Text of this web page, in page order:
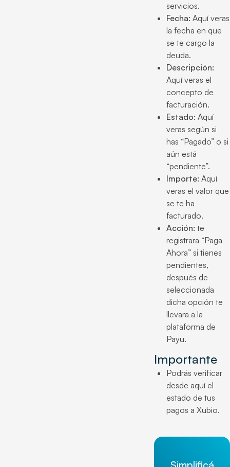
servicios.
Fecha: Aquí veras
la fecha en que
se te cargo la
deuda.
Descripción:
Aquí veras el
concepto de
facturación.
Estado: Aquí
veras según si
has “Pagado” o si
aún está
“pendiente”.
Importe: Aquí
veras el valor que
se te ha
facturado.
Acción: te
registrara “Paga
Ahora” si tienes
pendientes,
después de
seleccionada
dicha opción te
llevara a la
plataforma de
Payu.
Importante
Podrás verificar
desde aquí el
estado de tus
pagos a Xubio.